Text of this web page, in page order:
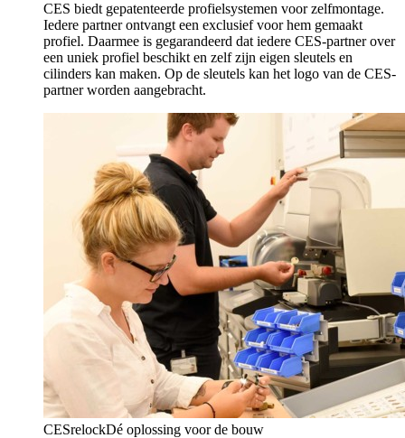
CES biedt gepatenteerde profielsystemen voor zelfmontage.
Iedere partner ontvangt een exclusief voor hem gemaakt
profiel. Daarmee is gegarandeerd dat iedere CES-partner over
een uniek profiel beschikt en zelf zijn eigen sleutels en
cilinders kan maken. Op de sleutels kan het logo van de CES-
partner worden aangebracht.
CESrelockDé oplossing voor de bouw